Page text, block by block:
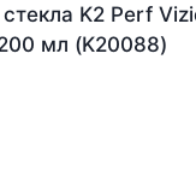
K2 Perf
мл (K20088)